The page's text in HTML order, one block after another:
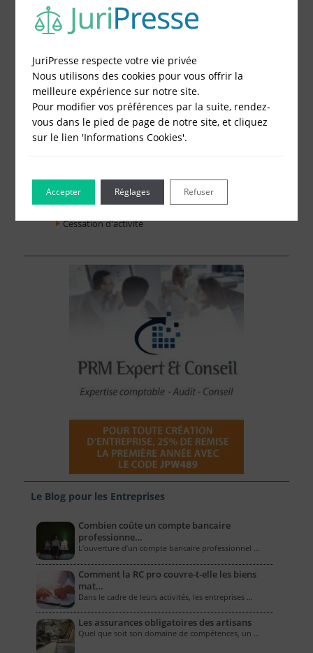
publiées par JuriPresse
Facile
1 - Remplissez le formulaire
2 - Obtenez immédiatement le prix
3 - Réglez et recevez par mail votre attestation
Modification de société
Fonds de Commerce
Cessation d'activité
Le Blog pour les Entreprises
Combien coûte un compte bancaire
professionne…
L’ouverture d’un compte bancaire professionnel …
Comment la RC pro couvre-t-elle les biens
mat…
Dans le cadre de leurs activités, les entreprises …
Les assurances obligatoires des artisans
Quel que soit son domaine de compétences, un …
JuriPresse respecte votre vie privée
Nous utilisons des cookies pour vous offrir la
meilleure expérience sur notre site.
Pour modifier vos préférences par la suite, rendez-
vous dans le pied de page de notre site, et cliquez
sur le lien 'Informations Cookies'.
Accepter Refuser
Réglages